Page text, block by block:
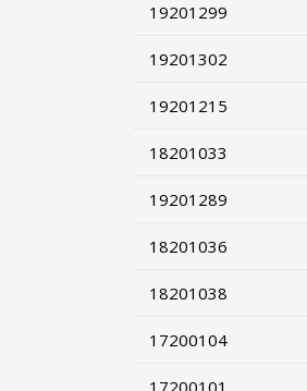
19201299
19201302
19201215
18201033
19201289
18201036
18201038
17200104